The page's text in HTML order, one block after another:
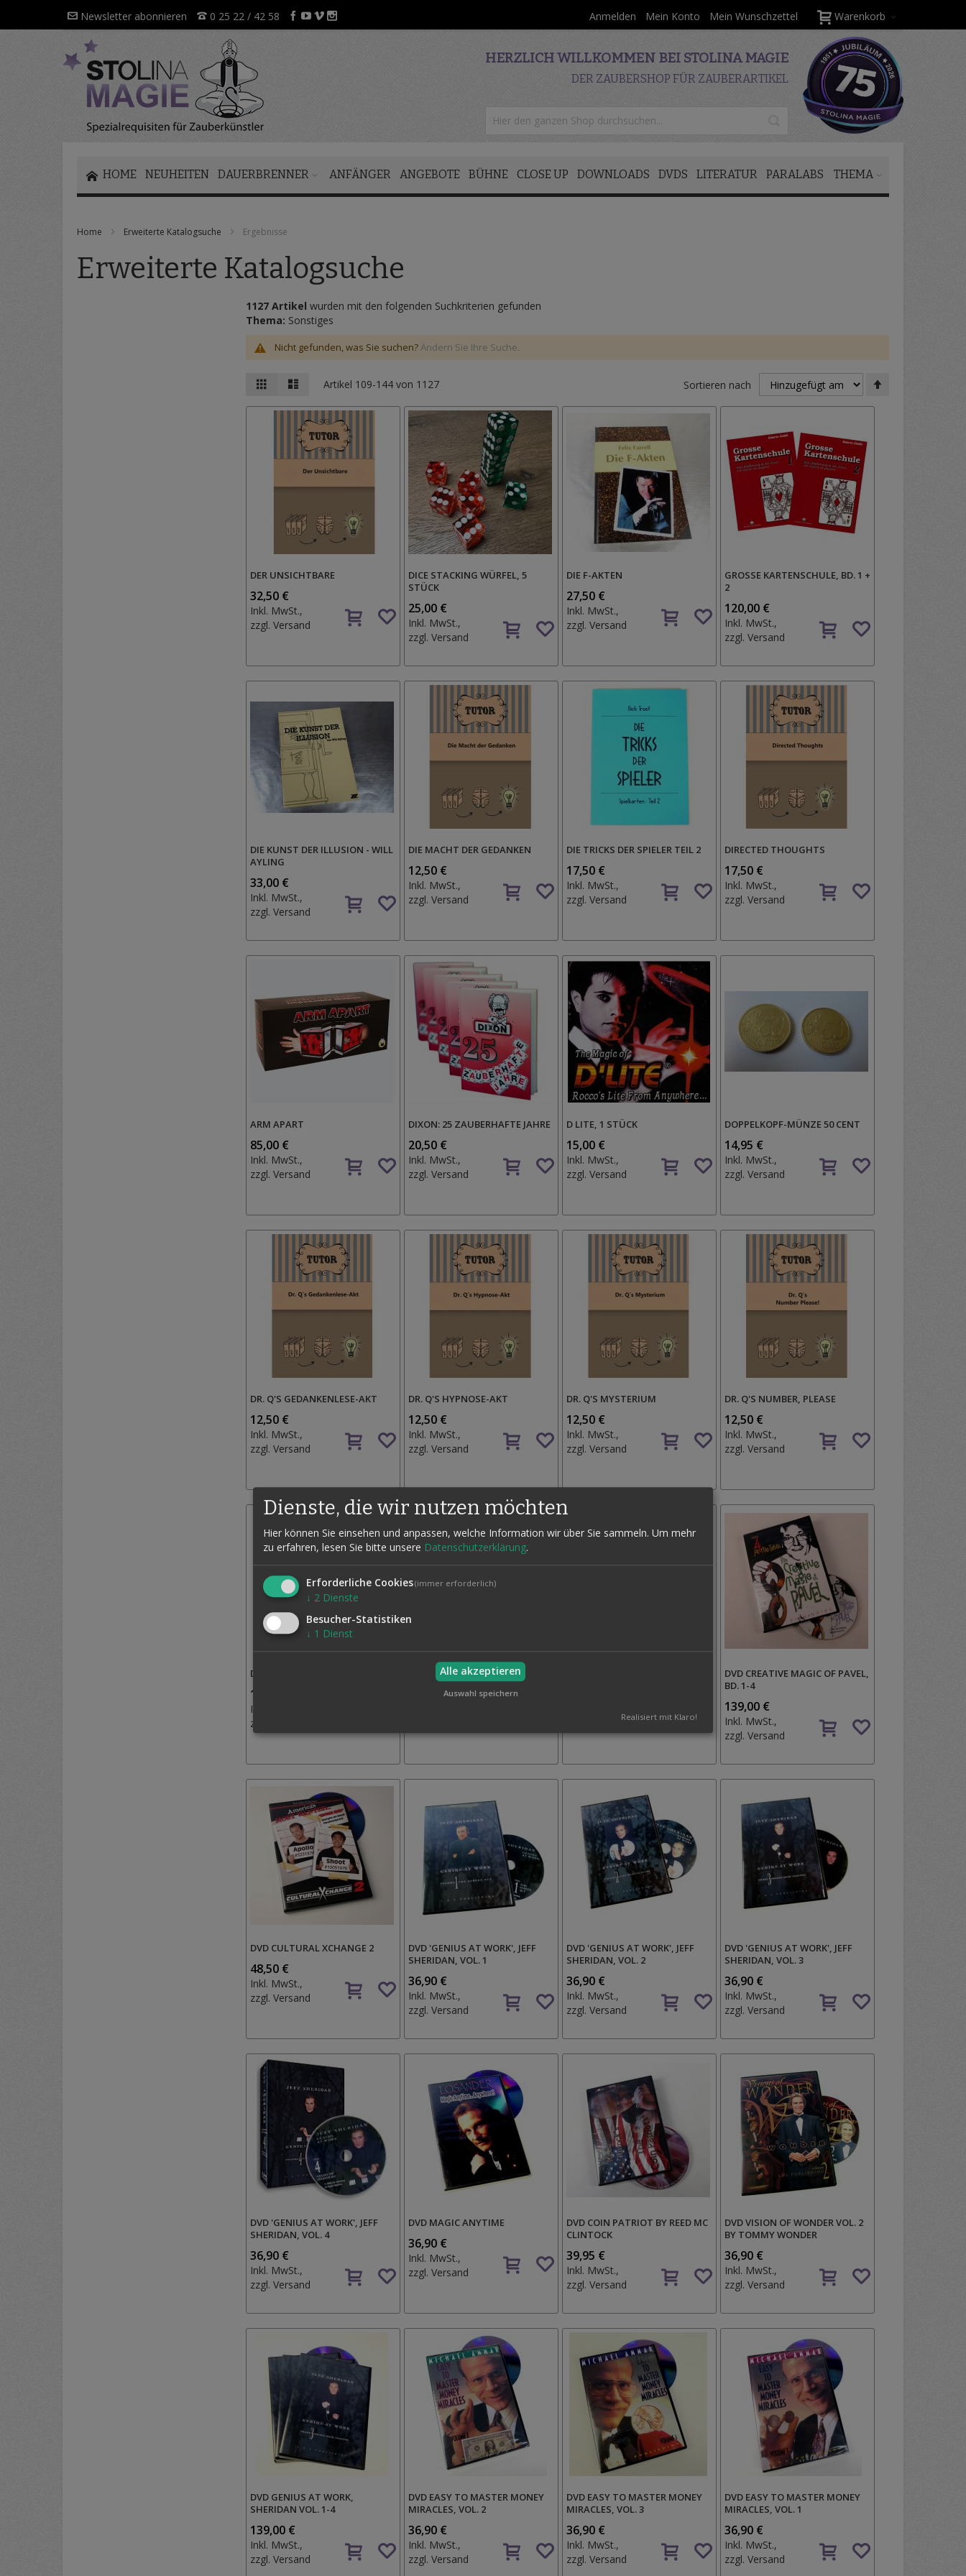
Direkt
Inhalt
Newsletter abonnieren 0 25 22 / 42 58 Warenkorb
Anmelden Mein Konto Mein Wunschzettel
HERZLICH WILLKOMMEN BEI STOLINA MAGIE
DER ZAUBERSHOP FÜR ZAUBERARTIKEL
HOME NEUHEITEN DAUERBRENNER ANFÄNGER ANGEBOTE BÜHNE CLOSE UP DOWNLOADS DVDS LITERATUR PARALABS THEMA
Home Erweiterte Katalogsuche Ergebnisse
Erweiterte Katalogsuche
1127 Artikel wurden mit den folgenden Suchkriterien gefunden
Thema: Sonstiges
Nicht gefunden, was Sie suchen?Ändern Sie Ihre Suche.
Ansicht
als
Raster Artikel 109-144 von 1127 Sortieren nach
DER UNSICHTBARE
32,50 €
Inkl. MwSt.,
zzgl.Versand
Auf
den
Wunschzettel
DICE STACKING WÜRFEL, 5
STÜCK
25,00 €
Inkl. MwSt.,
zzgl.Versand
Auf
den
DIE F-AKTEN
27,50 €
Inkl. MwSt.,
zzgl.Versand
Auf
den
Wunschzettel
GROSSE KARTENSCHULE, BD. 1 +
2
120,00 €
Inkl. MwSt.,
zzgl.Versand
Auf
den
DIE KUNST DER ILLUSION - WILL
AYLING
33,00 €
Inkl. MwSt.,
zzgl.Versand
Auf
den
DIE MACHT DER GEDANKEN
12,50 €
Inkl. MwSt.,
zzgl.Versand
Auf
den
Wunschzettel
DIE TRICKS DER SPIELER TEIL 2
17,50 €
Inkl. MwSt.,
zzgl.Versand
Auf
den
Wunschzettel
DIRECTED THOUGHTS
17,50 €
Inkl. MwSt.,
zzgl.Versand
Auf
den
ARM APART
85,00 €
Inkl. MwSt.,
zzgl.Versand
Auf
den
Wunschzettel
DIXON: 25 ZAUBERHAFTE JAHRE
20,50 €
Inkl. MwSt.,
zzgl.Versand
Auf
den
Wunschzettel
D LITE, 1 STÜCK
15,00 €
Inkl. MwSt.,
zzgl.Versand
Auf
den
Wunschzettel
DOPPELKOPF-MÜNZE 50 CENT
14,95 €
Inkl. MwSt.,
zzgl.Versand
Auf
den
DR. Q'S GEDANKENLESE-AKT
12,50 €
Inkl. MwSt.,
zzgl.Versand
Auf
den
Wunschzettel
DR. Q'S HYPNOSE-AKT
12,50 €
Inkl. MwSt.,
zzgl.Versand
Auf
den
Wunschzettel
DR. Q'S MYSTERIUM
12,50 €
Inkl. MwSt.,
zzgl.Versand
Auf
den
Wunschzettel
DR. Q'S NUMBER, PLEASE
12,50 €
Inkl. MwSt.,
zzgl.Versand
Auf
den
DR. Q'S RÖNTGENAUGEN
12,50 €
Inkl. MwSt.,
zzgl.
Wunschzettel
DR. Q'S TISCHRÜCKEN
12,50 €
Wunschzettel
Versand
den
Wunschzettel
DVD CREATIVE MAGIC OF PAVEL,
BD. 1-4
139,00 €
Inkl. MwSt.,
zzgl.Versand
Auf
den
DVD CULTURAL XCHANGE 2
48,50 €
Inkl. MwSt.,
zzgl.Versand
Auf
den
Wunschzettel
DVD 'GENIUS AT WORK', JEFF
SHERIDAN, VOL. 1
36,90 €
Inkl. MwSt.,
zzgl.Versand
Auf
den
Wunschzettel
DVD 'GENIUS AT WORK', JEFF
SHERIDAN, VOL. 2
36,90 €
Inkl. MwSt.,
zzgl.Versand
Auf
den
Wunschzettel
DVD 'GENIUS AT WORK', JEFF
SHERIDAN, VOL. 3
36,90 €
Inkl. MwSt.,
zzgl.Versand
Auf
den
DVD 'GENIUS AT WORK', JEFF
SHERIDAN, VOL. 4
36,90 €
Inkl. MwSt.,
zzgl.Versand
Auf
den
DVD MAGIC ANYTIME
36,90 €
Inkl. MwSt.,
zzgl.Versand
Auf
den
Wunschzettel
DVD COIN PATRIOT BY REED MC
CLINTOCK
39,95 €
Inkl. MwSt.,
zzgl.Versand
Auf
den
Wunschzettel
DVD VISION OF WONDER VOL. 2
BY TOMMY WONDER
36,90 €
Inkl. MwSt.,
zzgl.Versand
Auf
den
DVD GENIUS AT WORK,
SHERIDAN VOL. 1-4
139,00 €
Inkl. MwSt.,
zzgl.Versand
Auf
den
Wunschzettel
DVD EASY TO MASTER MONEY
MIRACLES, VOL. 2
36,90 €
Inkl. MwSt.,
zzgl.Versand
Auf
den
Wunschzettel
DVD EASY TO MASTER MONEY
MIRACLES, VOL. 3
36,90 €
Inkl. MwSt.,
zzgl.Versand
Auf
den
Wunschzettel
DVD EASY TO MASTER MONEY
MIRACLES, VOL. 1
36,90 €
Inkl. MwSt.,
zzgl.Versand
Auf
den
Dienste, die wir nutzen möchten
Hier können Sie einsehen und anpassen, welche Information wir über Sie sammeln. Um mehr
zu erfahren, lesen Sie bitte unsere Datenschutzerklärung.
Erforderliche Cookies(immer erforderlich)
↓ 2 Dienste
Besucher-Statistiken
↓ 1 Dienst
Alle akzeptieren
Auswahl speichern
Realisiert mit Klaro!